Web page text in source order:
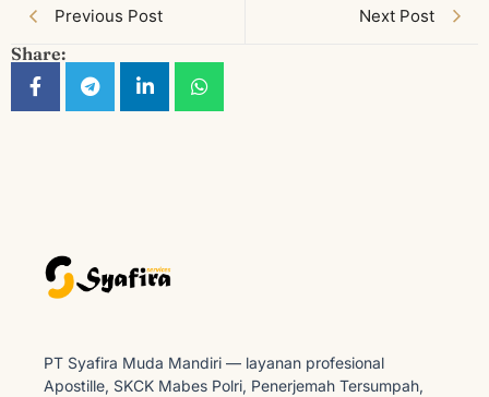
Previous Post Next Post
Share:
PT Syafira Muda Mandiri — layanan profesional
Apostille, SKCK Mabes Polri, Penerjemah Tersumpah,